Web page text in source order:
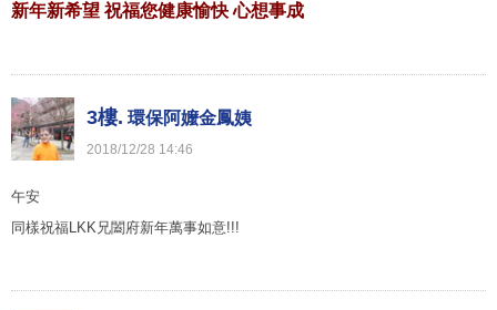
新年新希望祝福您健康愉快 心想事成
3樓. 環保阿嬤金鳳姨
2018/12/28 14:46
午安
同樣祝福LKK兄闔府新年萬事如意!!!